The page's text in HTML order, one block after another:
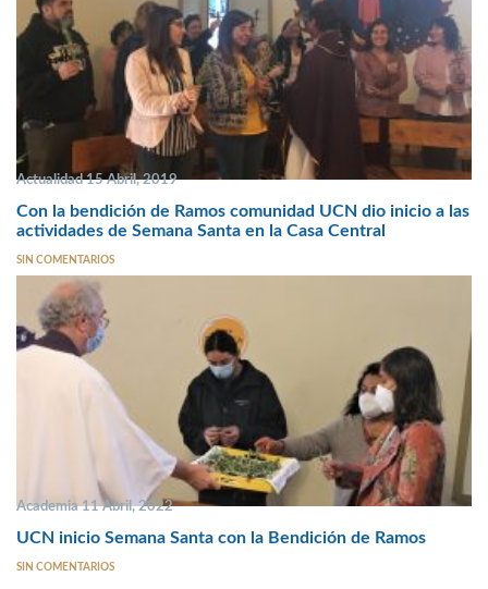
Actualidad 15 Abril, 2019
Con la bendición de Ramos comunidad UCN dio inicio a las
actividades de Semana Santa en la Casa Central
SIN COMENTARIOS
Academia 11 Abril, 2022
UCN inicio Semana Santa con la Bendición de Ramos
SIN COMENTARIOS